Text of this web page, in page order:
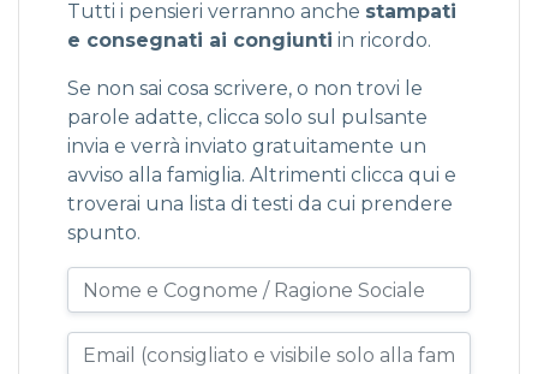
Tutti i pensieri verranno anche stampati
e consegnati ai congiunti in ricordo.
Se non sai cosa scrivere, o non trovi le
parole adatte, clicca solo sul pulsante
invia e verrà inviato gratuitamente un
avviso alla famiglia. Altrimenti clicca qui e
troverai una lista di testi da cui prendere
spunto.